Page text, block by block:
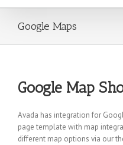
Google Maps
Google Map
Avada has integration for
page template with map
different map options via our